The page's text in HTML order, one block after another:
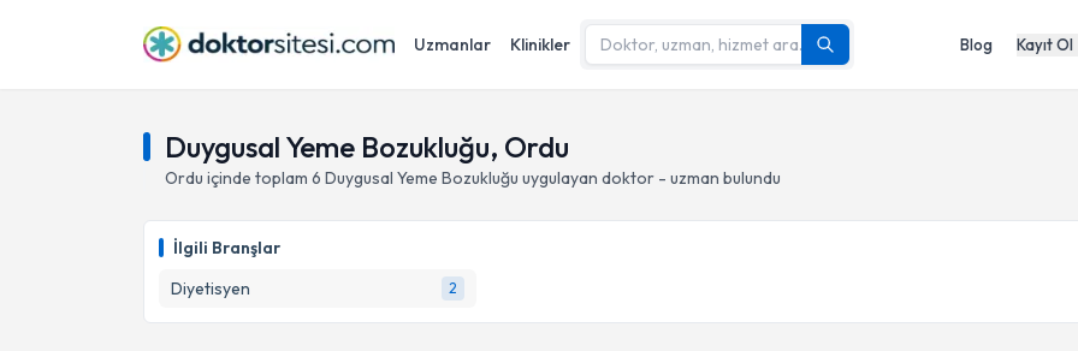
Uzmanlar Klinikler Blog Kayıt Ol
Duygusal Yeme Bozukluğu, Ordu
Ordu içinde toplam 6 Duygusal Yeme Bozukluğu uygulayan doktor - uzman bulundu
İlgili Branşlar
Diyetisyen
2